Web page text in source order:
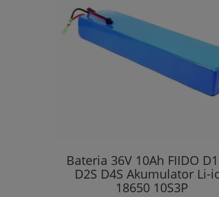
Bateria 36V 10Ah FIIDO
D2S D4S Akumulator Li-
18650 10S3P